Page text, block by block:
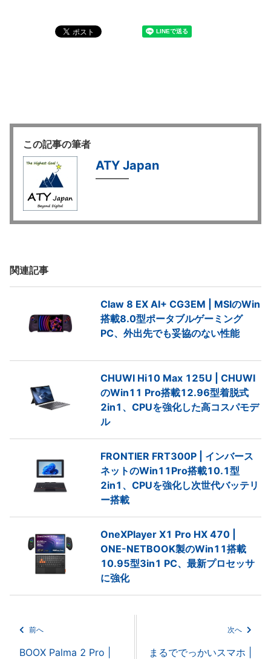
この記事の筆者
ATY Japan
関連記事
Claw 8 EX AI+ CG3EM | MSIのWin
搭載8.0型ポータブルゲーミング
PC、外出先でも妥協のない性能
CHUWI Hi10 Max 125U | CHUWI
のWin11 Pro搭載12.96型着脱式
2in1、CPUを強化した高コスパモデ
ル
FRONTIER FRT300P | インバース
ネットのWin11Pro搭載10.1型
2in1、CPUを強化し次世代バッテリ
ー搭載
OneXPlayer X1 Pro HX 470 |
ONE-NETBOOK製のWin11搭載
10.95型3in1 PC、最新プロセッサ
に強化
前へ
BOOX Palma 2 Pro |
次へ
まるででっかいスマホ |